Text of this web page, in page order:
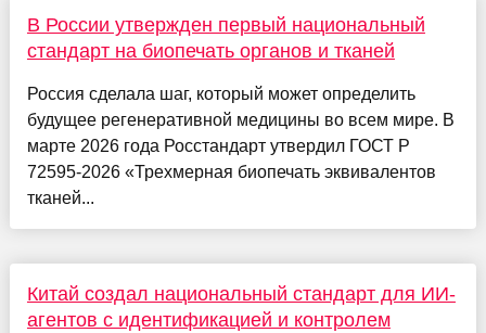
В России утвержден первый национальный
стандарт на биопечать органов и тканей
Россия сделала шаг, который может определить
будущее регенеративной медицины во всем мире. В
марте 2026 года Росстандарт утвердил ГОСТ Р
72595-2026 «Трехмерная биопечать эквивалентов
тканей...
Китай создал национальный стандарт для ИИ-
агентов с идентификацией и контролем